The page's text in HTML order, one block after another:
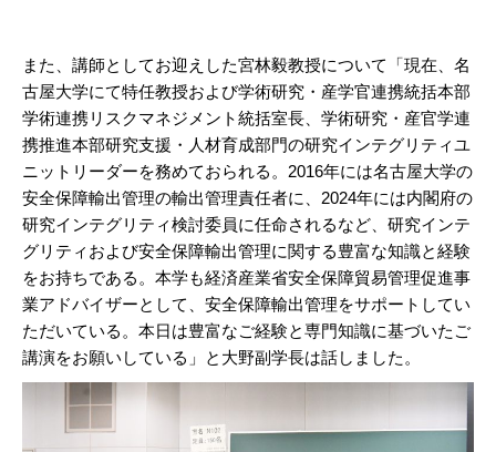
また、講師としてお迎えした宮林毅教授について「現在、名
古屋大学にて特任教授および学術研究・産学官連携統括本部
学術連携リスクマネジメント統括室長、学術研究・産官学連
携推進本部研究支援・人材育成部門の研究インテグリティユ
ニットリーダーを務めておられる。2016年には名古屋大学の
安全保障輸出管理の輸出管理責任者に、2024年には内閣府の
研究インテグリティ検討委員に任命されるなど、研究インテ
グリティおよび安全保障輸出管理に関する豊富な知識と経験
をお持ちである。本学も経済産業省安全保障貿易管理促進事
業アドバイザーとして、安全保障輸出管理をサポートしてい
ただいている。本日は豊富なご経験と専門知識に基づいたご
講演をお願いしている」と大野副学長は話しました。